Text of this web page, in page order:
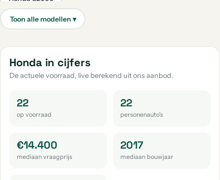
aantal: 1
Honda in cijfers
De actuele voorraad, live berekend uit ons aanbod.
22
op voorraad
22
personenauto's
€14.400
mediaan vraagprijs
2017
mediaan bouwjaar